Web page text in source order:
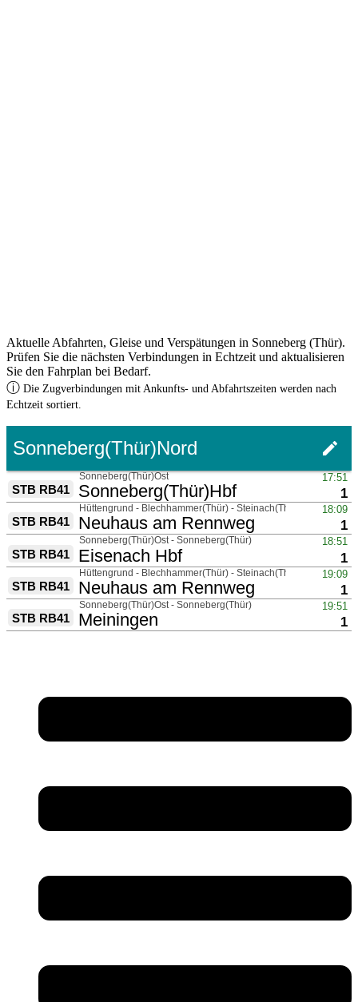
Aktuelle Abfahrten, Gleise und Verspätungen in Sonneberg (Thür).
Prüfen Sie die nächsten Verbindungen in Echtzeit und aktualisieren
Sie den Fahrplan bei Bedarf.
ⓘ Die Zugverbindungen mit Ankunfts- und Abfahrtszeiten werden nach
Echtzeit sortiert.